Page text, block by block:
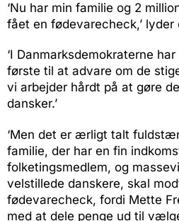
‘Nu har min familie og 2
fået en fødevarecheck,’ lyder
‘I Danmarksdemokraterne
første til at advare om de
vi arbejder hårdt på at gøre
dansker.’
‘Men det er ærligt talt
familie, der har en fin
folketingsmedlem, og
velstillede danskere, skal
fødevarecheck, fordi Mette
med at dele penge ud til